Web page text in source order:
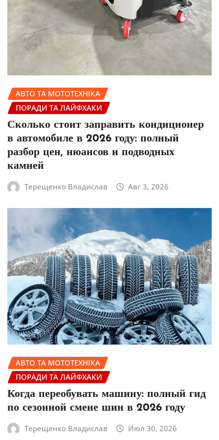
АВТО ТА МОТОТЕХНІКА
ПОРАДИ ТА ЛАЙФХАКИ
Сколько стоит заправить кондиционер
в автомобиле в 2026 году: полный
разбор цен, нюансов и подводных
камней
Терещенко Владислав Авг 3, 2026
АВТО ТА МОТОТЕХНІКА
ПОРАДИ ТА ЛАЙФХАКИ
Когда переобувать машину: полный гид
по сезонной смене шин в 2026 году
Терещенко Владислав Июл 30, 2026